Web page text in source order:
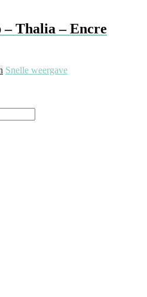
Thalia – Encre
Snelle weergave